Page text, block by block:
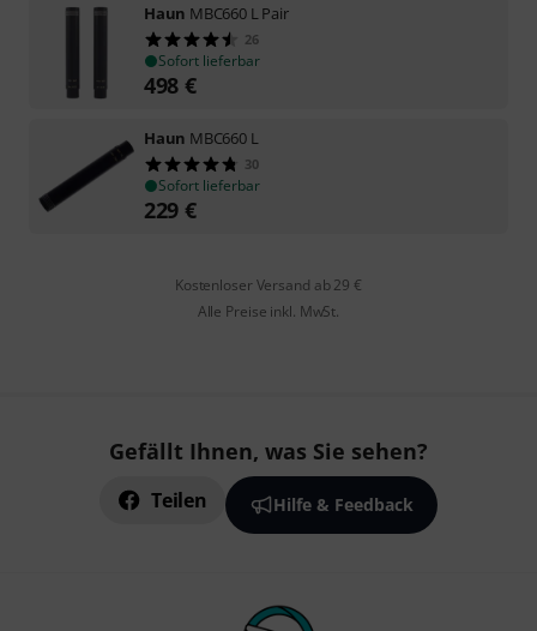
Haun MBC660 L Pair
26
Sofort lieferbar
498 €
Haun MBC660 L
30
Sofort lieferbar
229 €
Kostenloser Versand ab 29 €
Alle Preise inkl. MwSt.
Gefällt Ihnen, was Sie sehen?
Teilen Hilfe & Feedback